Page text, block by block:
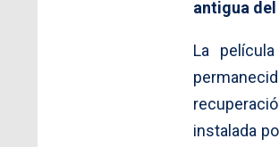
antigua
La
instalada